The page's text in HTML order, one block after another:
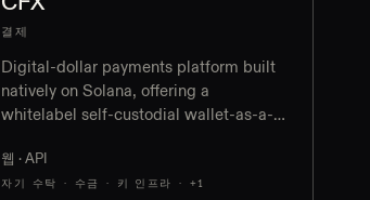
결제
Digital-dollar payments platform built
natively on Solana, offering a
whitelabel self-custodial wallet-as-a-
USDC and USDT settlement, and REST
APIs for payouts across 220+ markets
웹 · API
자기 수탁 · 수금 · 키 인프라 · +1